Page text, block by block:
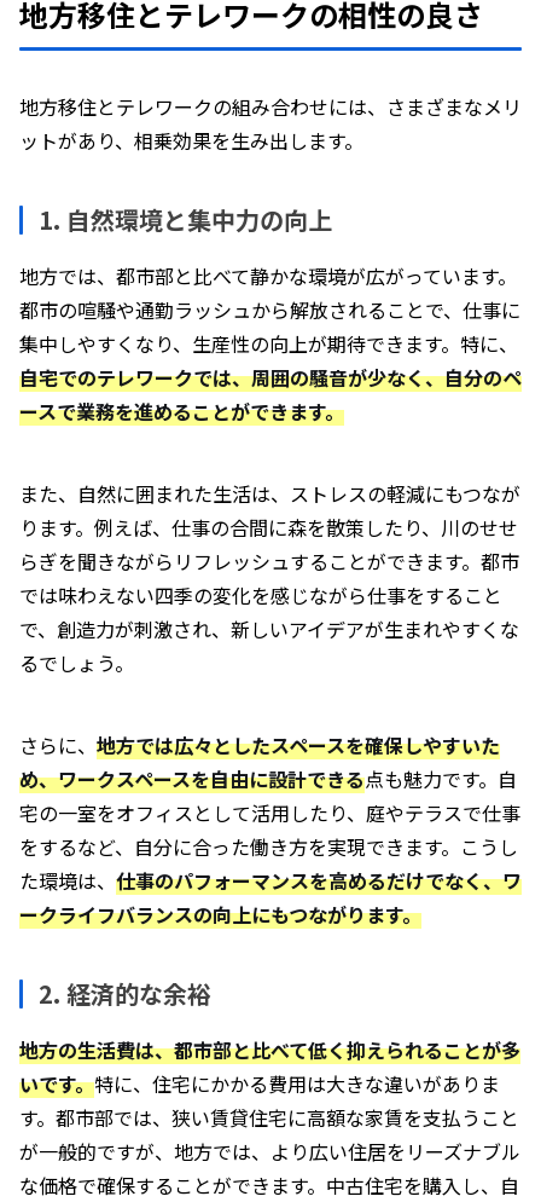
地方移住とテレワークの相性の良さ
地方移住とテレワークの組み合わせには、さまざまなメリ
ットがあり、相乗効果を生み出します。
1. 自然環境と集中力の向上
地方では、都市部と比べて静かな環境が広がっています。
都市の喧騒や通勤ラッシュから解放されることで、仕事に
集中しやすくなり、生産性の向上が期待できます。特に、
自宅でのテレワークでは、周囲の騒音が少なく、自分のペ
ースで業務を進めることができます。
また、自然に囲まれた生活は、ストレスの軽減にもつなが
ります。例えば、仕事の合間に森を散策したり、川のせせ
らぎを聞きながらリフレッシュすることができます。都市
では味わえない四季の変化を感じながら仕事をすること
で、創造力が刺激され、新しいアイデアが生まれやすくな
るでしょう。
さらに、 地方では広々としたスペースを確保しやすいた
め、ワークスペースを自由に設計できる点も魅力です。自
宅の一室をオフィスとして活用したり、庭やテラスで仕事
をするなど、自分に合った働き方を実現できます。こうし
た環境は、 仕事のパフォーマンスを高めるだけでなく、ワ
ークライフバランスの向上にもつながります。
2. 経済的な余裕
地方の生活費は、都市部と比べて低く抑えられることが多
いです。特に、住宅にかかる費用は大きな違いがありま
す。都市部では、狭い賃貸住宅に高額な家賃を支払うこと
が一般的ですが、地方では、より広い住居をリーズナブル
な価格で確保することができます。中古住宅を購入し、自